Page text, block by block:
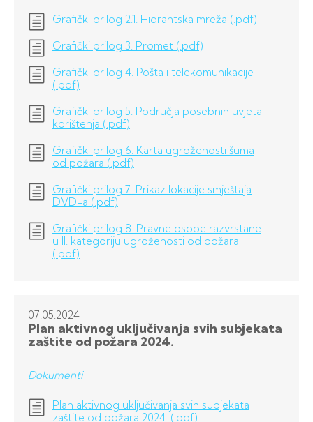
Grafički prilog 2.1. Hidrantska mreža (.pdf)
Grafički prilog 3. Promet (.pdf)
Grafički prilog 4. Pošta i telekomunikacije
(.pdf)
Grafički prilog 5. Područja posebnih uvjeta
korištenja (.pdf)
Grafički prilog 6. Karta ugroženosti šuma
od požara (.pdf)
Grafički prilog 7. Prikaz lokacije smještaja
DVD-a (.pdf)
Grafički prilog 8. Pravne osobe razvrstane
u II. kategoriju ugroženosti od požara
(.pdf)
07.05.2024
Plan aktivnog uključivanja svih subjekata
zaštite od požara 2024.
Dokumenti
Plan aktivnog uključivanja svih subjekata
zaštite od požara 2024. (.pdf)